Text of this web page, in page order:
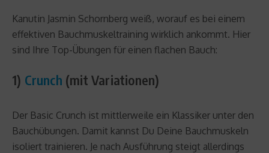
Kanutin Jasmin Schornberg weiß, worauf es bei einem
effektiven Bauchmuskeltraining wirklich ankommt. Hier
sind Ihre Top-Übungen für einen flachen Bauch:
1) Crunch (mit Variationen)
Der Basic Crunch ist mittlerweile ein Klassiker unter den
Bauchübungen. Damit kannst Du Deine Bauchmuskeln
isoliert trainieren. Je nach Ausführung steigt allerdings